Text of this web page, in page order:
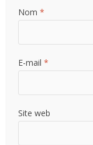
Nom*
E-mail*
Site web